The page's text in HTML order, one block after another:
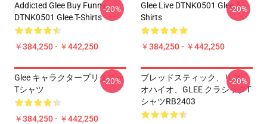
Addicted Glee Buy Funny
DTNK0501 Glee T-Shirts
￥384,250 - ￥442,250
-20%
Glee Live DTNK0501 Glee T-
Shirts
￥384,250 - ￥442,250
-20%
Glee キャラクターブリタニー
Tシャツ
￥384,250 - ￥442,250
-20%
ブレッドスティック、リマ、
オハイオ、GLEE クラシックT
シャツRB2403
-20%